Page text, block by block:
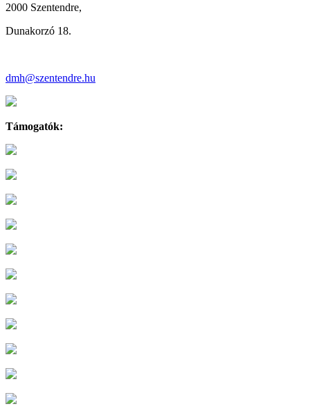
2000 Szentendre,
Dunakorzó 18.
dmh@szentendre.hu
Támogatók: